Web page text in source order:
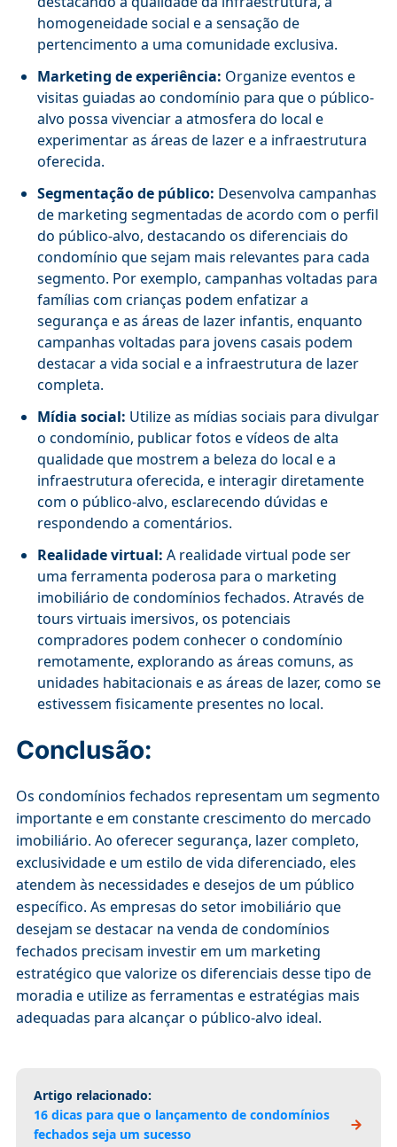
homogeneidade social e a sensação de
pertencimento a uma comunidade exclusiva.
Marketing de experiência: Organize eventos e
visitas guiadas ao condomínio para que o público-
alvo possa vivenciar a atmosfera do local e
experimentar as áreas de lazer e a infraestrutura
oferecida.
Segmentação de público: Desenvolva campanhas
de marketing segmentadas de acordo com o perfil
do público-alvo, destacando os diferenciais do
condomínio que sejam mais relevantes para cada
segmento. Por exemplo, campanhas voltadas para
famílias com crianças podem enfatizar a
segurança e as áreas de lazer infantis, enquanto
campanhas voltadas para jovens casais podem
destacar a vida social e a infraestrutura de lazer
completa.
Mídia social: Utilize as mídias sociais para divulgar
o condomínio, publicar fotos e vídeos de alta
qualidade que mostrem a beleza do local e a
infraestrutura oferecida, e interagir diretamente
com o público-alvo, esclarecendo dúvidas e
respondendo a comentários.
Realidade virtual: A realidade virtual pode ser
uma ferramenta poderosa para o marketing
imobiliário de condomínios fechados. Através de
tours virtuais imersivos, os potenciais
compradores podem conhecer o condomínio
remotamente, explorando as áreas comuns, as
unidades habitacionais e as áreas de lazer, como se
estivessem fisicamente presentes no local.
Conclusão:
Os condomínios fechados representam um segmento
importante e em constante crescimento do mercado
imobiliário. Ao oferecer segurança, lazer completo,
exclusividade e um estilo de vida diferenciado, eles
atendem às necessidades e desejos de um público
específico. As empresas do setor imobiliário que
desejam se destacar na venda de condomínios
fechados precisam investir em um marketing
estratégico que valorize os diferenciais desse tipo de
moradia e utilize as ferramentas e estratégias mais
adequadas para alcançar o público-alvo ideal.
Artigo relacionado:
16 dicas para que o lançamento de condomínios
fechados seja um sucesso